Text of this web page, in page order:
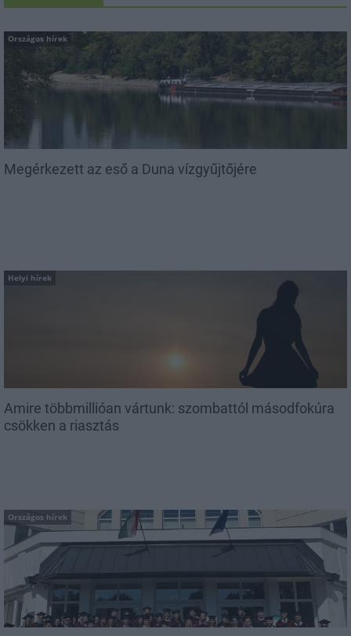
Országos hírek
Megérkezett az eső a Duna vízgyűjtőjére
Helyi hírek
Amire többmillióan vártunk: szombattól másodfokúra
csökken a riasztás
Országos hírek